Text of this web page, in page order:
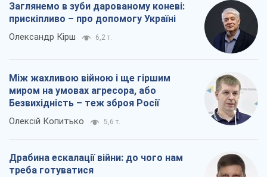
Заглянемо в зуби дарованому коневі:
прискіпливо – про допомогу Україні
Олександр Кірш 6,2 т.
Між жахливою війною і ще гіршим
миром на умовах агресора, або
Безвихідність – теж зброя Росії
Олексій Копитько 5,6 т.
Драбина ескалації війни: до чого нам
треба готуватися